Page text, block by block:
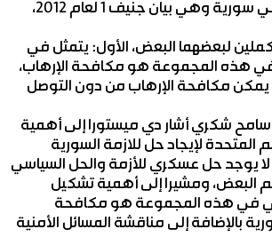
مباحثات بينهما أمس: إن هناك فرصة واحدة لإمكانية الوصول إلى حل سياسي في سورية وهي بيان جنيف 1 لعام 2012،
لبعضهما البعض، الأول: يتمثل في
هذه المجموعة هو مكافحة الإرهاب،
يمكن مكافحة الإرهاب من دون التوصل
سامح شكري أشار دي ميستورا إلى أهمية
لإيجاد حل للازمة السورية
لا يوجد حل عسكري للأزمة والحل السياسي
البعض، ومشيرا إلى أهمية تشكيل
في هذه المجموعة هو مكافحة
بالإضافة إلى مناقشة المسائل الأمنية